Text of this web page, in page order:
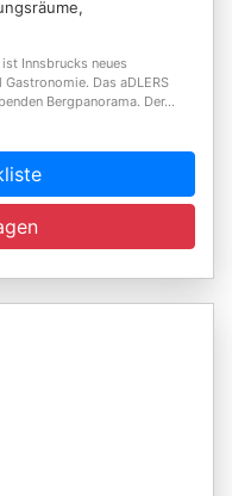
Innsbrucks neues
Das aDLERS
Bergpanorama. Der...